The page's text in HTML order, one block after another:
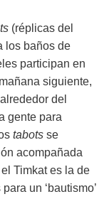
(réplicas del
los baños de
participan en
siguiente,
del
gente para
tabots se
acompañada
Timkat es la de
un ‘bautismo’